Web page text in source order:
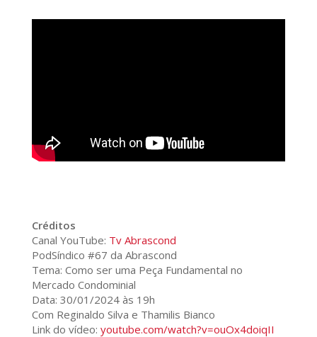
Créditos
Canal YouTube: Tv Abrascond
PodSíndico #67 da Abrascond
Tema: Como ser uma Peça Fundamental no
Mercado Condominial
Data: 30/01/2024 às 19h
Com Reginaldo Silva e Thamilis Bianco
Link do vídeo: youtube.com/watch?v=ouOx4doiqII